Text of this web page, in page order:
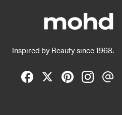
Inspired by Beauty since 1968.